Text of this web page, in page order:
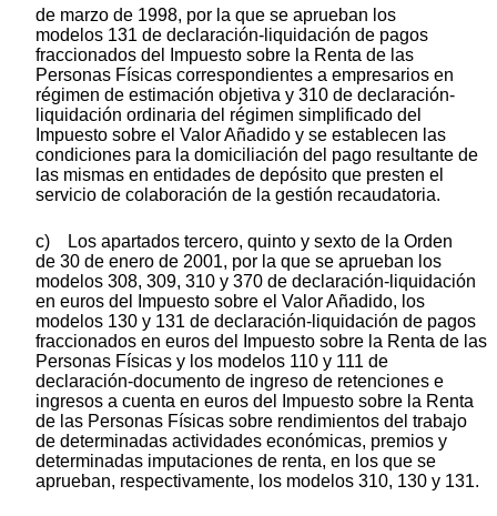
de marzo de 1998, por la que se aprueban los
modelos 131 de declaración-liquidación de pagos
fraccionados del Impuesto sobre la Renta de las
Personas Físicas correspondientes a empresarios en
régimen de estimación objetiva y 310 de declaración-
liquidación ordinaria del régimen simplificado del
Impuesto sobre el Valor Añadido y se establecen las
condiciones para la domiciliación del pago resultante de
las mismas en entidades de depósito que presten el
servicio de colaboración de la gestión recaudatoria.
c) Los apartados tercero, quinto y sexto de la Orden
de 30 de enero de 2001, por la que se aprueban los
modelos 308, 309, 310 y 370 de declaración-liquidación
en euros del Impuesto sobre el Valor Añadido, los
modelos 130 y 131 de declaración-liquidación de pagos
fraccionados en euros del Impuesto sobre la Renta de las
Personas Físicas y los modelos 110 y 111 de
declaración-documento de ingreso de retenciones e
ingresos a cuenta en euros del Impuesto sobre la Renta
de las Personas Físicas sobre rendimientos del trabajo
de determinadas actividades económicas, premios y
determinadas imputaciones de renta, en los que se
aprueban, respectivamente, los modelos 310, 130 y 131.